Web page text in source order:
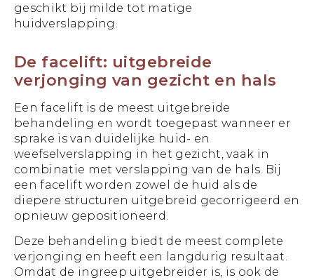
geschikt bij milde tot matige
huidverslapping.
De facelift: uitgebreide
verjonging van gezicht en hals
Een facelift is de meest uitgebreide
behandeling en wordt toegepast wanneer er
sprake is van duidelijke huid- en
weefselverslapping in het gezicht, vaak in
combinatie met verslapping van de hals. Bij
een facelift worden zowel de huid als de
diepere structuren uitgebreid gecorrigeerd en
opnieuw gepositioneerd.
Deze behandeling biedt de meest complete
verjonging en heeft een langdurig resultaat.
Omdat de ingreep uitgebreider is, is ook de